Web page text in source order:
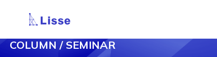
COLUMN / SEMINAR